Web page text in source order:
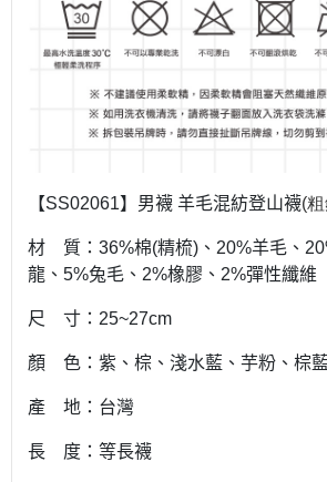
【SS02061】男襪 羊毛混紡登山襪(
材 質：36%棉(精梳)、20%羊毛、
龍、5%兔毛、2%橡膠、2%彈性纖維
尺 寸：25~27cm
顏 色：紫、棕、淺水藍、芋粉、棕
產 地：台灣
長 度：等長襪